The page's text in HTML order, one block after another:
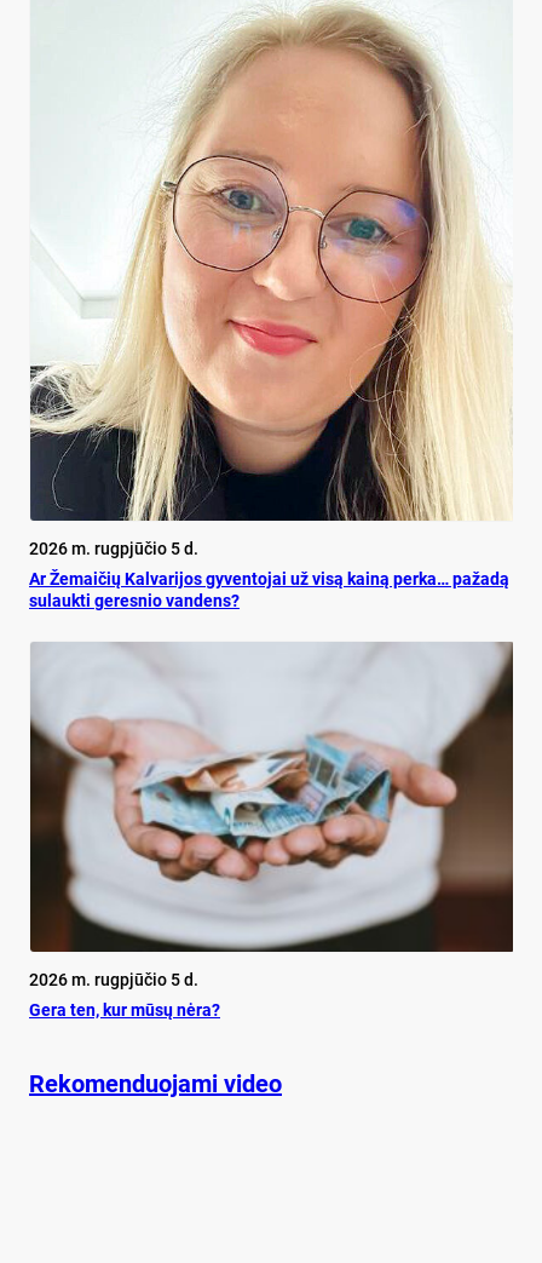
2026 m. rugpjūčio 5 d.
Ar Že­mai­čių Kal­va­ri­jos gy­ven­to­jai už vi­są kai­ną per­ka… pa­ža­dą
su­lauk­ti ge­res­nio van­dens?
2026 m. rugpjūčio 5 d.
Ge­ra ten, kur mū­sų nė­ra?
Rekomenduojami video